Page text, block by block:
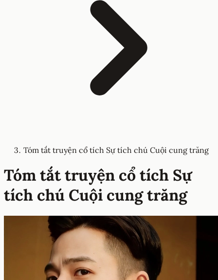
Tóm tắt truyện cổ tích Sự tích chú Cuội cung trăng
Tóm tắt truyện cổ tích Sự
tích chú Cuội cung trăng